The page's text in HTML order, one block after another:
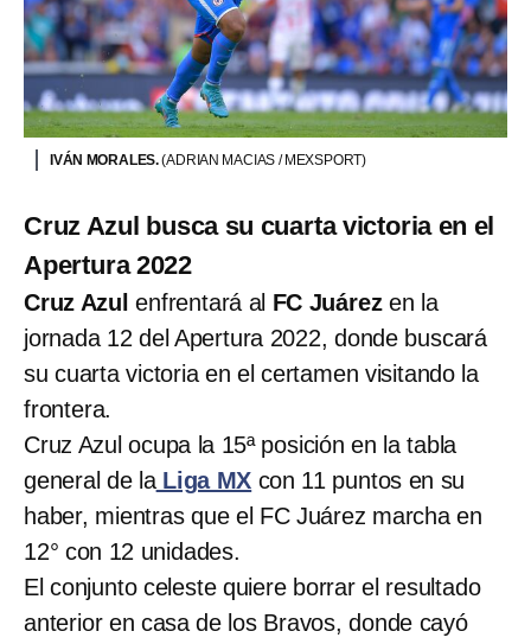
IVÁN MORALES.(ADRIAN MACIAS / MEXSPORT)
Cruz Azul busca su cuarta victoria en el
Apertura 2022
Cruz Azul enfrentará al FC Juárezen la
jornada 12 del Apertura 2022, donde buscará
su cuarta victoria en el certamen visitando la
frontera.
Cruz Azul ocupa la 15ª posición en la tabla
general de laLiga MX con 11 puntos en su
haber, mientras que el FC Juárez marcha en
12° con 12 unidades.
El conjunto celeste quiere borrar el resultado
anterior en casa de los Bravos, donde cayó